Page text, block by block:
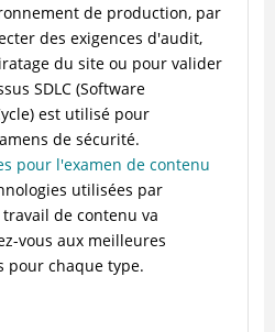
de production, par
des exigences d'audit,
du site ou pour valider
SDLC (Software
est utilisé pour
de sécurité.
pour l'examen de contenu
utilisées par
de contenu va
vous aux meilleures
pour chaque type.